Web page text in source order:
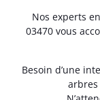
Nos experts
03470 vous
Besoin d’une
arbres